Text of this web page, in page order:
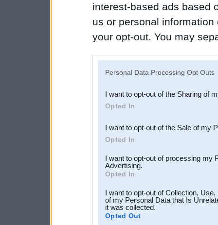
interest-based ads based
us or personal
your opt-out. You may
Downstream Participants
third parties.
Personal Data Processing Opt Outs
I want to opt-out of the Sharing of
Opted In
I want to opt-out of the Sale of my
Opted In
I want to opt-out of processing my
Advertising.
Opted In
I want to opt-out of Collection,
of my Personal Data that Is
it was collected.
Opted Out